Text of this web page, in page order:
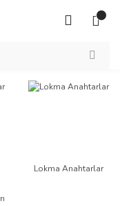
Lokma Anahtarlar